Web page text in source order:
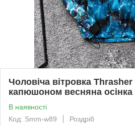
Чоловіча вітровка
капюшоном весняна
В наявності
Код: Smm-w89
Роздріб